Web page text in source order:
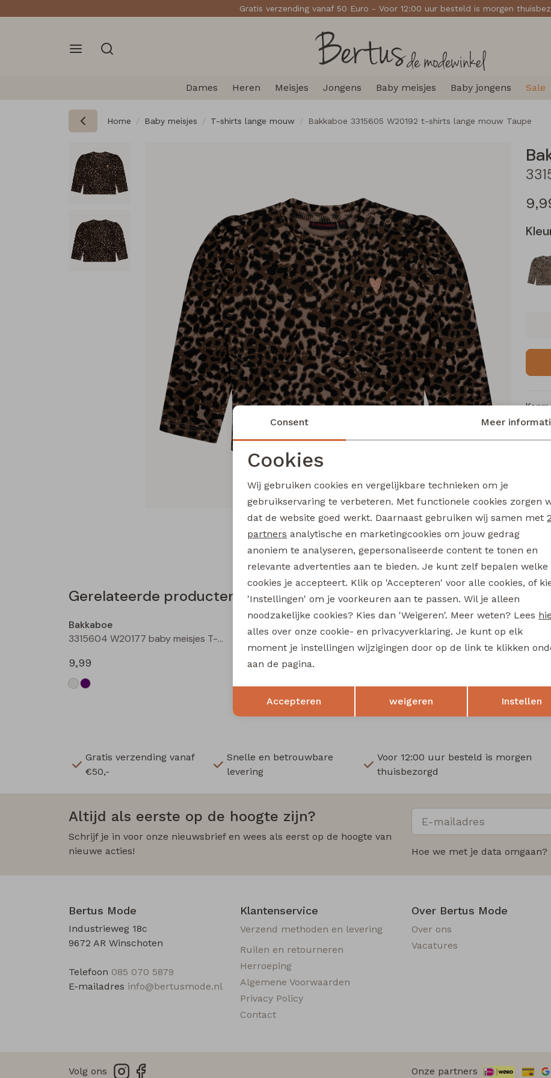
Gratis verzending vanaf 50 Euro - Voor 12:00 uur besteld is morgen
Dames Heren Meisjes Jongens Baby meisjes Baby jongens Sale
Home Baby meisjes T-shirts lange mouw Bakkaboe 3315605 W20192 t-shirts lange mouw Taupe
Merk
Kleur
Gerelateerde producten
Nieuw
Bakkaboe
3315604 W20177 baby meisjes T-shirt lm Cream
9,99
Nieuw
3315604 W20177 baby meisjes T-shirt lm Lila
9,99
Bakkaboe
Gratis verzending vanaf
€50,-
Snelle en betrouwbare
levering
Voor 12:00 uur besteld is morgen
thuisbezorgd
Altijd als eerste op de hoogte zijn?
Schrijf je in voor onze nieuwsbrief en wees als eerst op de hoogte van
nieuwe acties!
Hoe we met je data
Bertus Mode
Industrieweg 18c
9672 AR Winschoten
Telefoon 085 070 5879
E-mailadres info@bertusmode.nl
Klantenservice
Verzend methoden en levering
Ruilen en retourneren
Herroeping
Algemene Voorwaarden
Privacy Policy
Contact
Over Bertus Mode
Over ons
Vacatures
Volg ons Onze partners
Noodzakelijke cookies
Analytische cookies Marketing cookies
Terug Opslaan
Consent Meer
Cookies
Wij gebruiken cookies en vergelijkbare technieken om je
gebruikservaring te verbeteren. Met functionele cookies zorgen
dat de website goed werkt. Daarnaast gebruiken wij samen met 2
partners analytische en marketingcookies om jouw gedrag
anoniem te analyseren, gepersonaliseerde content te tonen en
relevante advertenties aan te bieden. Je kunt zelf bepalen welke
cookies je accepteert. Klik op 'Accepteren' voor alle cookies, of
'Instellingen' om je voorkeuren aan te passen. Wil je alleen
noodzakelijke cookies? Kies dan 'Weigeren'. Meer weten? Lees
alles over onze cookie- en privacyverklaring. Je kunt op elk
moment je instellingen wijzigingen door op de link te klikken
aan de pagina.
Accepteren weigeren Instellen